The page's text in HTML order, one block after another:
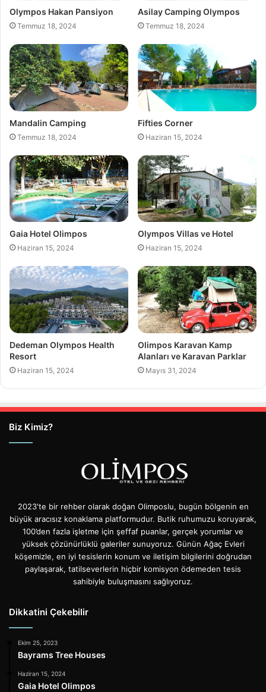
Olympos Hakan Pansiyon
Temmuz 18, 2024
Asilay Camping Olympos
Temmuz 18, 2024
Mandalin Camping
Temmuz 18, 2024
Fifties Corner
Haziran 15, 2024
Gaia Hotel Olimpos
Haziran 15, 2024
Olympos Villas ve Hotel
Haziran 15, 2024
Dedeman Olympos Health
Resort
Haziran 15, 2024
Olimpos Karavan Kamp
Alanları ve Karavan Parklar
Mayıs 31, 2024
Biz Kimiz?
2023'te bir rehber olarak doğan Olimposlu, bugün bölgenin en
büyük aracısız konaklama platformudur. Butik ruhumuzu koruyarak,
100’den fazla işletme için şeffaf puanlar, gerçek yorumlar ve
yüksek çözünürlüklü galeriler sunuyoruz. Günün Ağaç Evleri
köşemizle, en iyi tesislerin konum ve iletişim bilgilerini doğrudan
paylaşarak, tatilseverlerin hiçbir komisyon ödemeden tesis
sahibiyle buluşmasını sağlıyoruz.
Dikkatini Çekebilir
Ekim 25, 2023
Bayrams Tree Houses
Haziran 15, 2024
Gaia Hotel Olimpos